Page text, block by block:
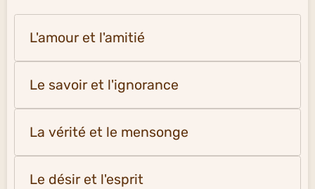
L'amour et l'amitié
Le savoir et l'ignorance
La vérité et le mensonge
Le désir et l'esprit